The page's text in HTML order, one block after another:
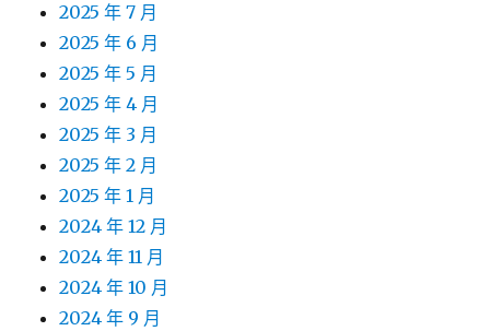
2025 年 7 月
2025 年 6 月
2025 年 5 月
2025 年 4 月
2025 年 3 月
2025 年 2 月
2025 年 1 月
2024 年 12 月
2024 年 11 月
2024 年 10 月
2024 年 9 月